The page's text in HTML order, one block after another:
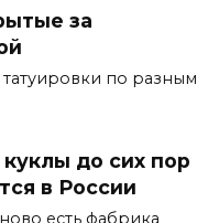
за
по разным
до сих пор
в России
есть фабрика